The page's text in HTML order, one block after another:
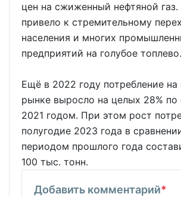
цен на сжиженный нефтяной
привело к стремительному
населения и многих
предприятий на голубое топлево.
Ещё в 2022 году потребление на
рынке выросло на целых 28% по
2021 годом. При этом рост
полугодие 2023 года в
периодом прошлого года
100 тыс. тонн.
Добавить комментарий*